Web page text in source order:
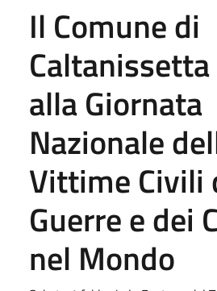
Il Comune di
alla Giornata
Nazionale
Vittime Civili
Guerre e dei
nel Mondo